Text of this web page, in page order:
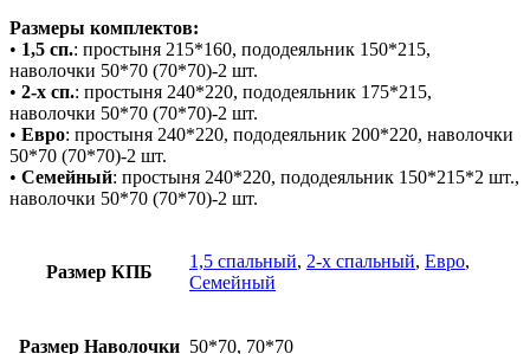
Размеры комплектов:
• 1,5 сп.: простыня 215*160, пододеяльник 150*215,
наволочки 50*70 (70*70)-2 шт.
• 2-х сп.: простыня 240*220, пододеяльник 175*215,
наволочки 50*70 (70*70)-2 шт.
• Евро: простыня 240*220, пододеяльник 200*220, наволочки
50*70 (70*70)-2 шт.
• Семейный: простыня 240*220, пододеяльник 150*215*2 шт.,
наволочки 50*70 (70*70)-2 шт.
Размер КПБ
1,5 спальный, 2-х спальный, Евро,
Семейный
Размер Наволочки 50*70, 70*70